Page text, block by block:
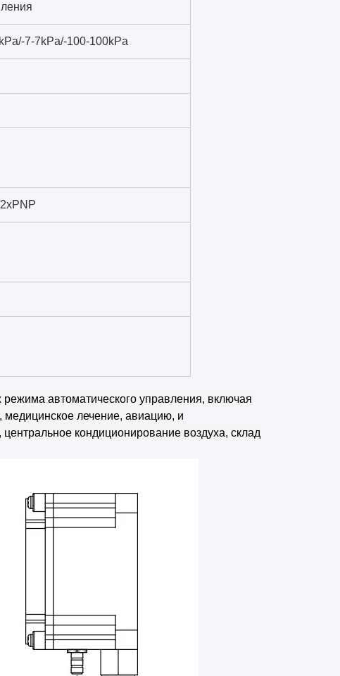
7-7kPa/-100-100kPa
автоматического управления, включая
медицинское лечение, авиацию, и
кондиционирование воздуха, склад